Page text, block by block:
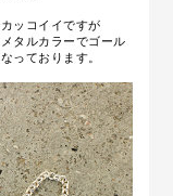
ッコイイですが
タルカラーでゴール
っております。